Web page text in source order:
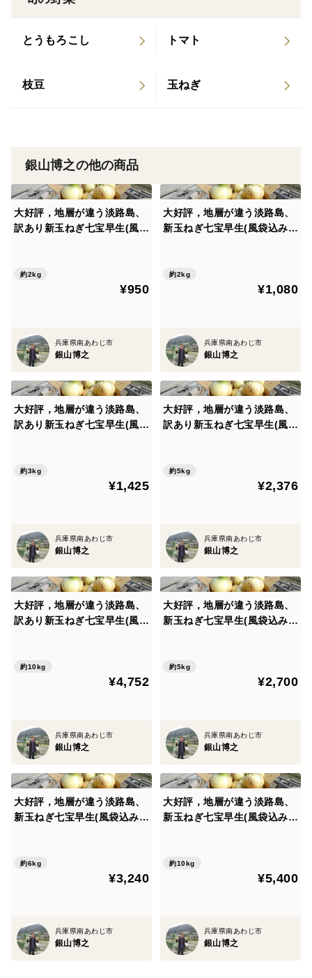
思いますが、はっきり覚えてません。💦
保存方法など
とうもろこし トマト
枝豆 玉ねぎ
銀山博之の他の商品
大好評，地層が違う淡路島、
訳あり新玉ねぎ七宝早生(風袋
約2kg
¥950
兵庫県南あわじ市
銀山博之
大好評，地層が違う淡路島、
新玉ねぎ七宝早生(風袋込み２
約2kg
¥1,080
兵庫県南あわじ市
銀山博之
大好評，地層が違う淡路島、
訳あり新玉ねぎ七宝早生(風袋
約3kg
¥1,425
兵庫県南あわじ市
銀山博之
大好評，地層が違う淡路島、
訳あり新玉ねぎ七宝早生(風袋
約5kg
¥2,376
兵庫県南あわじ市
銀山博之
大好評，地層が違う淡路島、
訳あり新玉ねぎ七宝早生(風袋
約10kg
¥4,752
兵庫県南あわじ市
銀山博之
大好評，地層が違う淡路島、
新玉ねぎ七宝早生(風袋込み5
約5kg
¥2,700
兵庫県南あわじ市
銀山博之
大好評，地層が違う淡路島、
新玉ねぎ七宝早生(風袋込み６
約6kg
¥3,240
兵庫県南あわじ市
銀山博之
大好評，地層が違う淡路島、
新玉ねぎ七宝早生(風袋込み１
約10kg
¥5,400
兵庫県南あわじ市
銀山博之